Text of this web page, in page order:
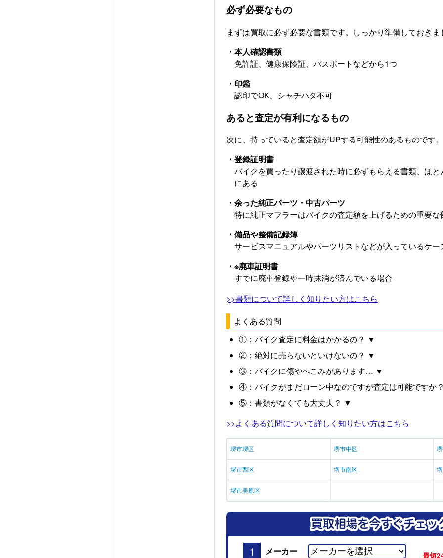
必ず必要なもの
まずは買取に必ず必要な書類です。しっかり準備しておきま
・本人確認書類
免許証、健康保険証、パスポートなどから1つ
・印鑑
認印でOK、シャチハタ不可
あると査定が有利になるもの
次に、持っていると査定額がUPする可能性のあるものです。
・登録証明書
バイクを買ったり譲渡された時に必ずもらえる書類、ほ
にある
・余った純正パーツ・中古パーツ
特に純正マフラーはバイクの査定額を上げるための重要な
・備品や整備記録簿
サービスマニュアルやパーツリストなどが入っているケー
・※廃車証明書
すでに廃車登録や一時抹消が済んでいる場合
>>書類について詳しく知りたい方はこちら
よくある質問
①：バイク査定に料金はかかるの？ ▼
②：絶対に売らないといけないの？ ▼
③：バイクに傷やへこみがあります… ▼
④：バイクがまだローン中なのですが査定は可能ですか
⑤：書類がなくても大丈夫？ ▼
>>よくある質問について詳しく知りたい方はこちら
堺市堺区 堺市中区
堺市西区 堺市南区
堺市美原区
1 メーカー 最短